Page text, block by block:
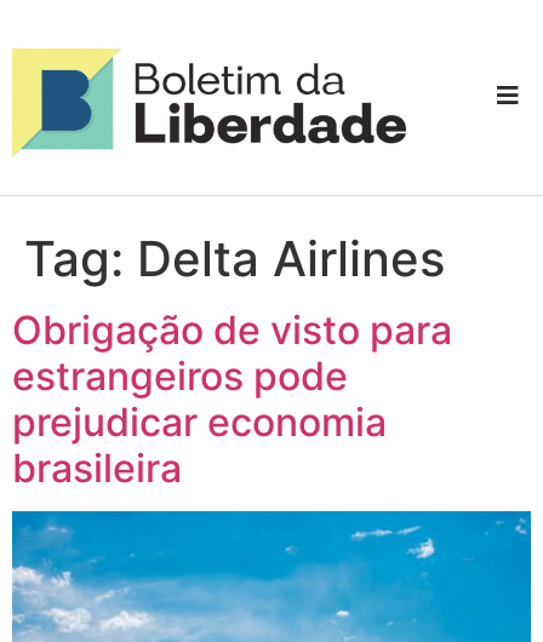
Tag: Delta Airlines
Obrigação de visto para
estrangeiros pode
prejudicar economia
brasileira